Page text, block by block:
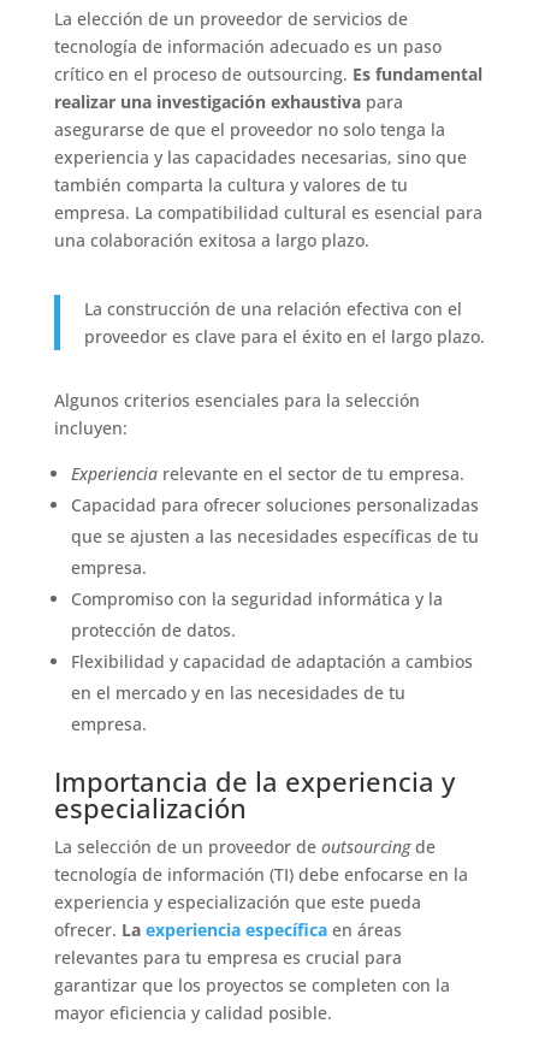
La elección de un proveedor de servicios de
tecnología de información adecuado es un paso
crítico en el proceso de outsourcing. Es fundamental
realizar una investigación exhaustivapara
asegurarse de que el proveedor no solo tenga la
experiencia y las capacidades necesarias, sino que
también comparta la cultura y valores de tu
empresa. La compatibilidad cultural es esencial para
una colaboración exitosa a largo plazo.
La construcción de una relación efectiva con el
proveedor es clave para el éxito en el largo plazo.
Algunos criterios esenciales para la selección
incluyen:
Experienciarelevante en el sector de tu empresa.
Capacidad para ofrecer soluciones personalizadas
que se ajusten a las necesidades específicas de tu
empresa.
Compromiso con la seguridad informática y la
protección de datos.
Flexibilidad y capacidad de adaptación a cambios
en el mercado y en las necesidades de tu
empresa.
Importancia de la experiencia y
especialización
La selección de un proveedor de outsourcingde
tecnología de información (TI) debe enfocarse en la
experiencia y especialización que este pueda
ofrecer. La experiencia específicaen áreas
relevantes para tu empresa es crucial para
garantizar que los proyectos se completen con la
mayor eficiencia y calidad posible.